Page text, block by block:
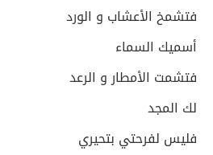
فتشمخ الأعشاب و الورد
أسميك السماء
فتشمت الأمطار و الرعد
لك المجد
فليس لفرحتي بتحيري